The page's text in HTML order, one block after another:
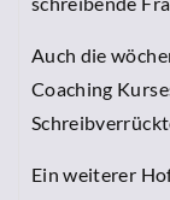
Auch die
Coaching
Ein weiterer